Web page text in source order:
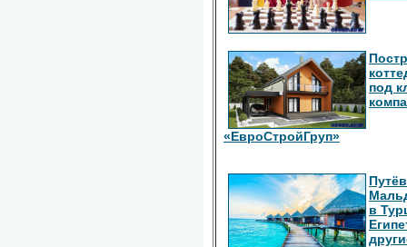
под
«ЕвроСтройГруп»
в